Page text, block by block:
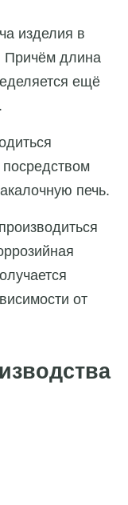
изделия в
Причём длина
ещё
посредством
печь.
от